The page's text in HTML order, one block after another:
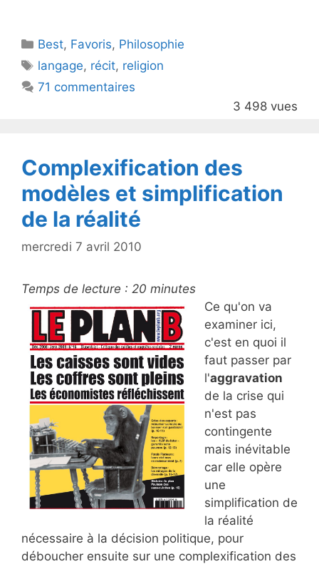
er
a
e
b
o
Catégories
Best, Favoris, Philosophie
Étiquettes
langage, récit, religion
71 commentaires
3 498 vues
Complexification des
modèles et simplification
de la réalité
mercredi 7 avril 2010
Temps de lecture : 20 minutes
Ce qu'on va
examiner ici,
c'est en quoi il
faut passer par
l'aggravation
de la crise qui
n'est pas
contingente
mais inévitable
car elle opère
une
simplification de
la réalité
nécessaire à la décision politique, pour
déboucher ensuite sur une complexification des